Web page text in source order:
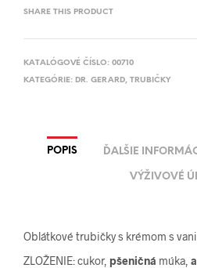
SHARE THIS PRODUCT
KATALÓGOVÉ ČÍSLO: 00710
KATEGÓRIE: DR. GERARD, TRUBIČKY
POPIS ĎALŠIE
VÝŽIVOVÉ
Oblátkové trubičky s krémom s
ZLOŽENIE: cukor, pšeničná múka,